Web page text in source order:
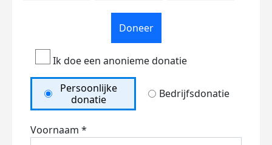
Doneer
Ik doe een anonieme donatie
Persoonlijke
donatie
Bedrijfsdonatie
Voornaam *